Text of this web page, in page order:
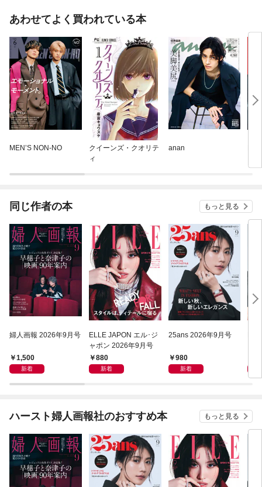
あわせてよく買われている本
MEN’S NON-NO
クイーンズ・クオリテ
ィ
anan
同じ作者の本 もっと見る
婦人画報 2026年9月号
1,500
新着
ELLE JAPON エル･ジ
ャポン 2026年9月号
880
新着
25ans 2026年9月号
980
新着
ハースト婦人画報社のおすすめ本 もっと見る